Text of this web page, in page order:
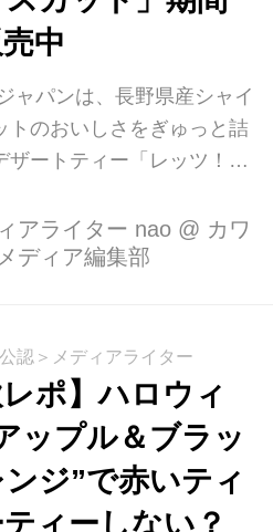
中
ャパンは、長野県産シャイ
トのおいしさをぎゅっと詰
ザートティー「レッツ！シ
カット」を期間限定で販売
ャインマスカットのおいし
と詰め込んださわやかなデ
つ、芳醇なシャインマスカ
とぷるぷるのシャインマス
ーを、華やかな阿里山ウー
に合わせた、昨年も好評を
ドリンクです。 ラインナッ
インマスカットの味わいを
アライター nao @ カワ
ディア編集部
認＞メディアライター
レポ】ハロウィ
ップル＆ブラッ
ンジ”で赤いティ
ィーしない？